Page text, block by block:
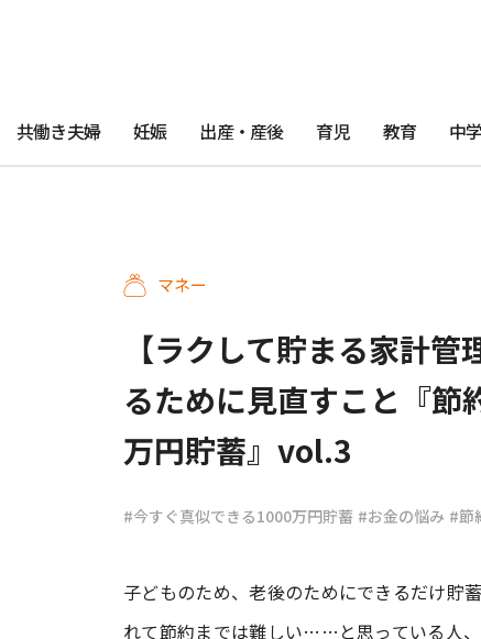
共働き夫婦 妊娠 出産・産後 育児 教育 中
マネー
【ラクして貯まる家計
るために見直すこと『
万円貯蓄』vol.3
#今すぐ真似できる1000万円貯蓄 #お金の悩み #節
子どものため、老後のためにできるだけ貯
れて節約までは難しい……と思っている人